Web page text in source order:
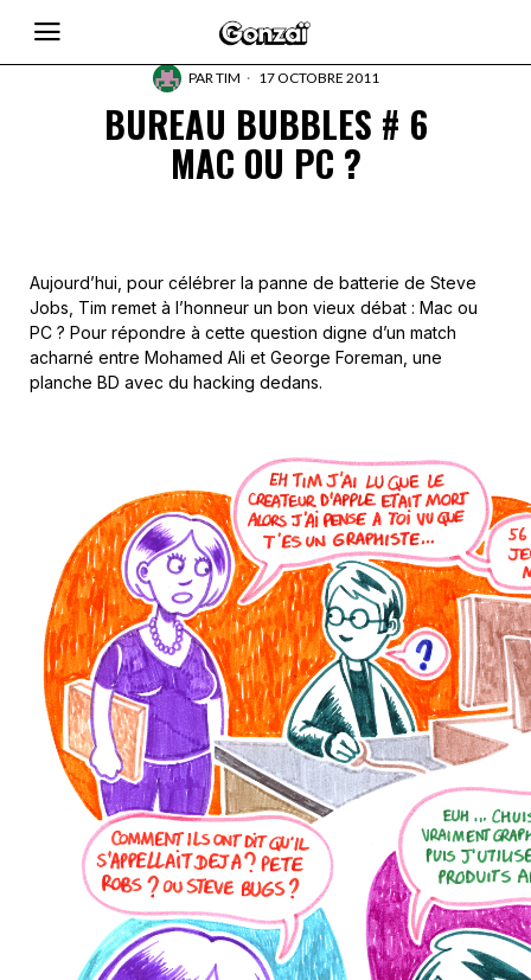
PARTIM 17 OCTOBRE 2011
BUREAU BUBBLES # 6
MAC OU PC ?
Aujourd’hui, pour célébrer la panne de batterie de Steve
Jobs, Tim remet à l’honneur un bon vieux débat : Mac ou
PC ? Pour répondre à cette question digne d’un match
acharné entre Mohamed Ali et George Foreman, une
planche BD avec du hacking dedans.